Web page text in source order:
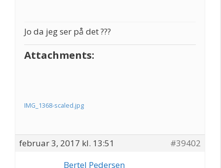
Jo da jeg ser på det ???
Attachments:
IMG_1368-scaled.jpg
februar 3, 2017 kl. 13:51
#39402
Bertel Pedersen